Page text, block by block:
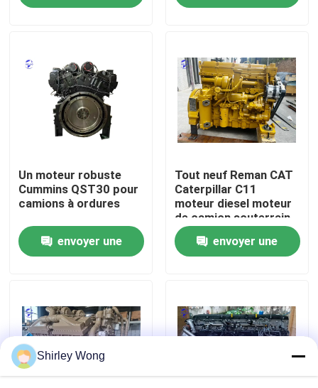
A propos de nous
Visite d'usine
Contact
Demande de soumission
Moteur de
Cummins Engine
Un moteur robuste
Cummins QST30 pour
camions à ordures
envoyer une
Tout neuf Reman CAT
Caterpillar C11
moteur diesel moteur
de camion souterrain
envoyer une
Shirley Wong